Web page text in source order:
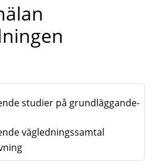
studier på grundläggande-
vägledningssamtal